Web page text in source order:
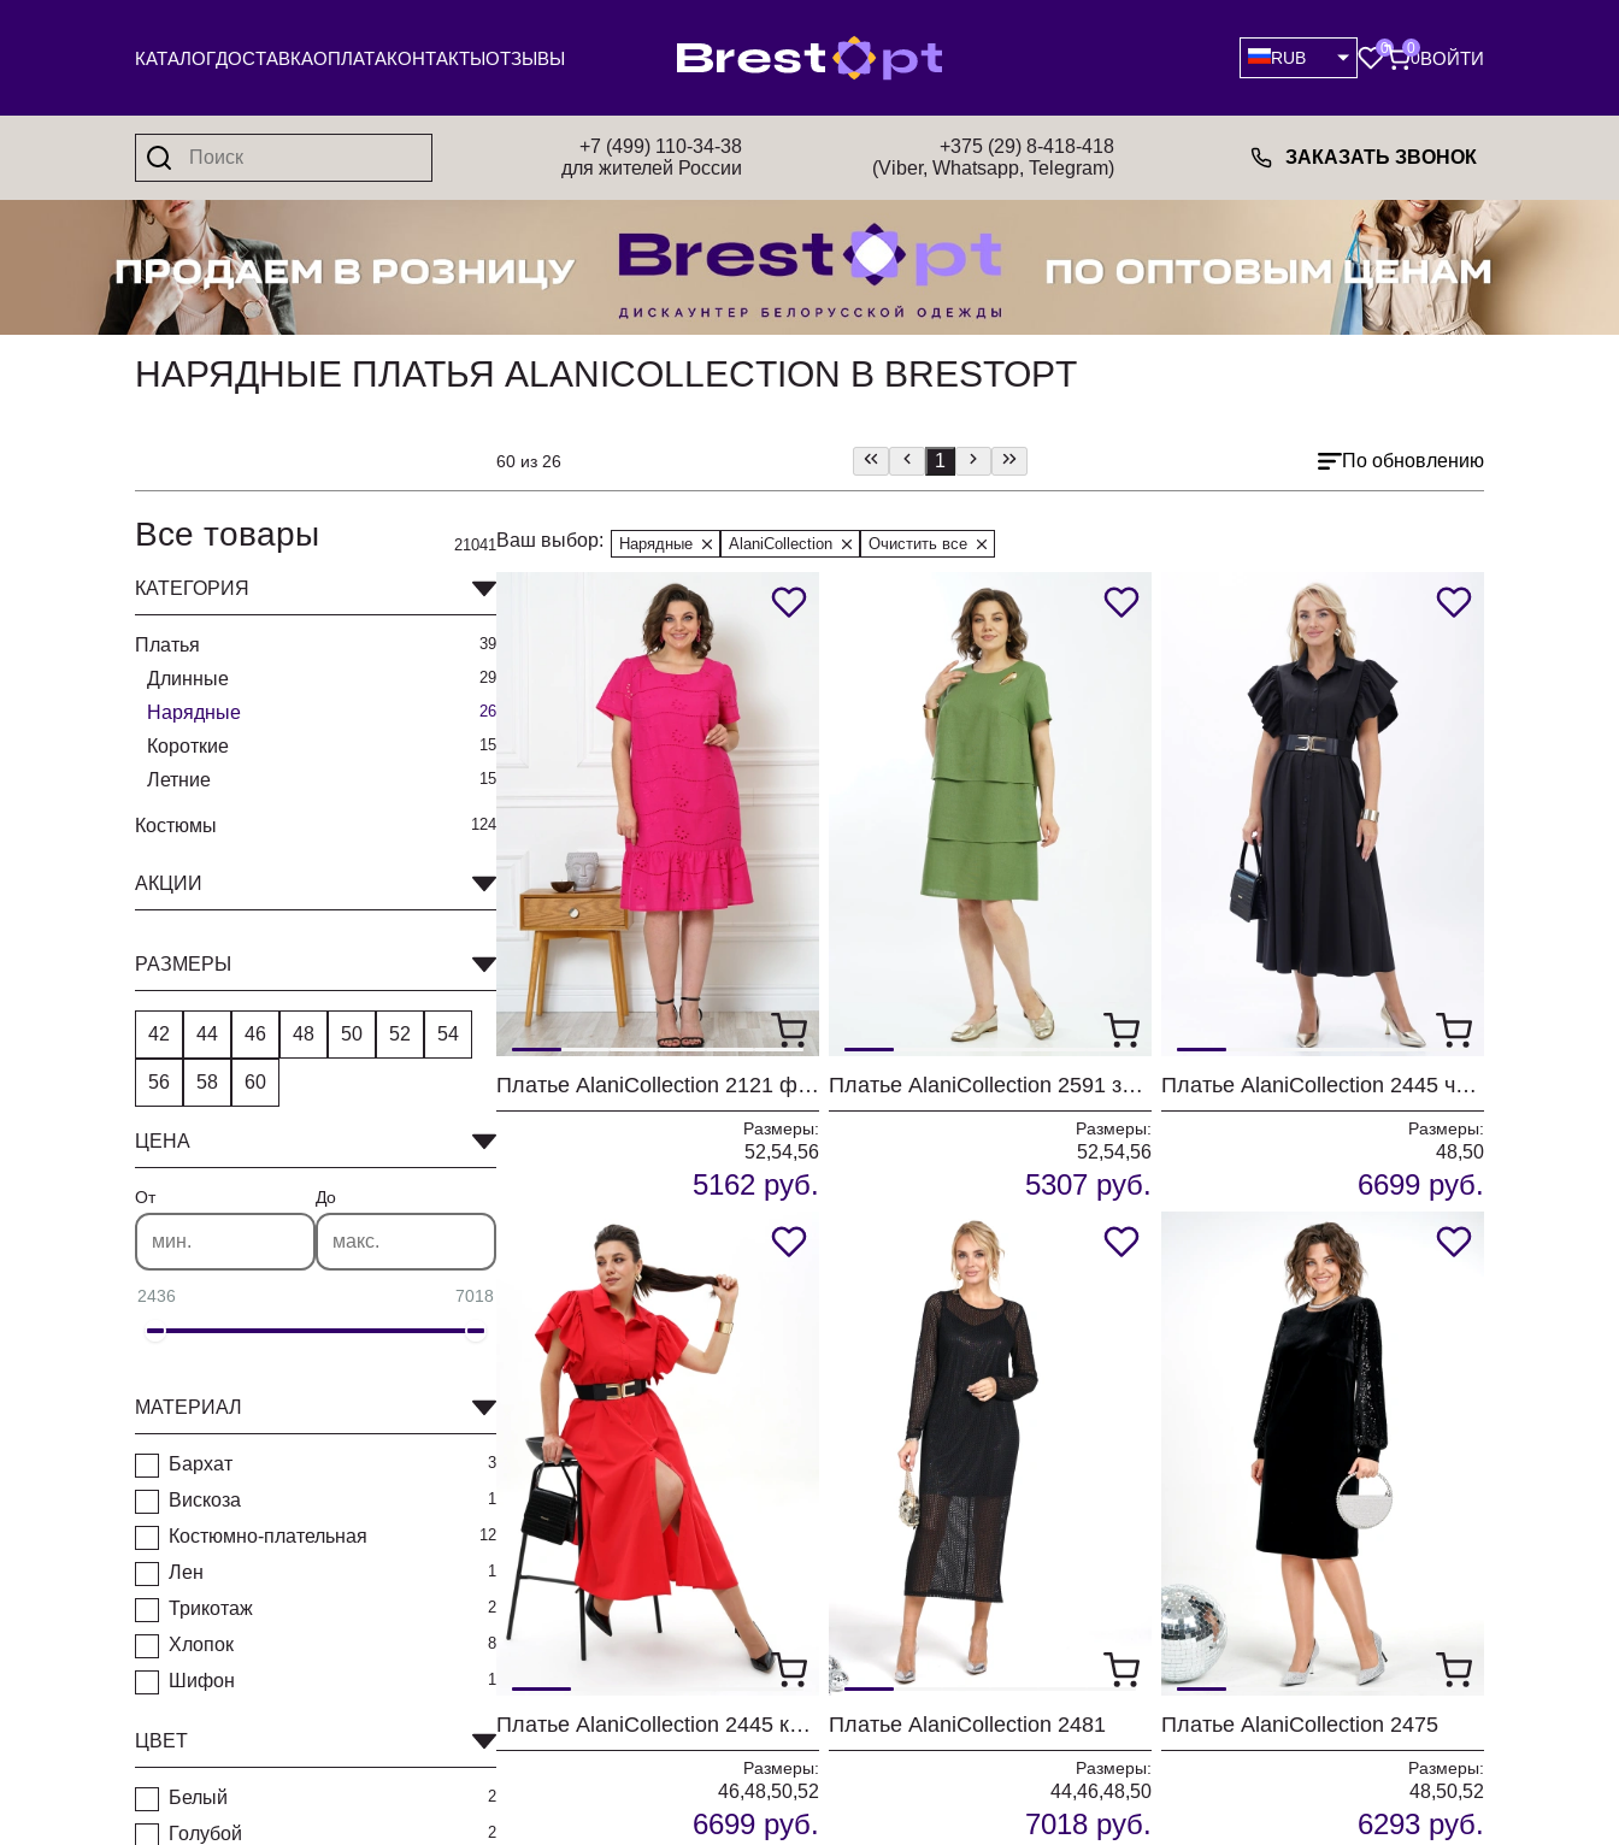
КАТАЛОГДОСТАВКАОПЛАТАКОНТАКТЫОТЗЫВЫ RUB
0 0
0ВОЙТИ
+7 (499) 110-34-38
для жителей России
+375 (29) 8-418-418
(Viber, Whatsapp, Telegram)
ЗАКАЗАТЬ ЗВОНОК
НАРЯДНЫЕ ПЛАТЬЯ ALANICOLLECTION В BRESTOPT
60 из 26 По обновлению
1
Все товары 21041
КАТЕГОРИЯ
Платья 39
Длинные 29
Нарядные 26
Короткие 15
Летние 15
Костюмы 124
АКЦИИ
РАЗМЕРЫ
42 44 46 48 50 52 54
56 58 60
ЦЕНА
От До
2436 7018
МАТЕРИАЛ
Бархат 3
Вискоза 1
Костюмно-плательная 12
Лен 1
Трикотаж 2
Хлопок 8
Шифон 1
ЦВЕТ
Белый 2
Голубой 2
Ваш выбор: Нарядные AlaniCollection Очистить все
Платье AlaniCollection 2121 фуксия
Размеры:
52,54,56
5162 руб.
Платье AlaniCollection 2591 зеленый
Размеры:
52,54,56
5307 руб.
Платье AlaniCollection 2445 черный
Размеры:
48,50
6699 руб.
Платье AlaniCollection 2445 красный
Размеры:
46,48,50,52
6699 руб.
Платье AlaniCollection 2481
Размеры:
44,46,48,50
7018 руб.
Платье AlaniCollection 2475
Размеры:
48,50,52
6293 руб.